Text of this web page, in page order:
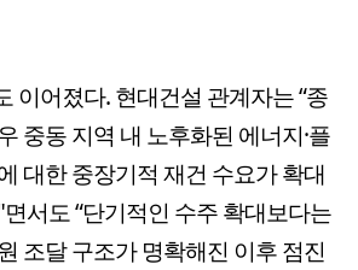
이어졌다. 현대건설 관계자는 “종
중동 지역 내 노후화된 에너지·플
대한 중장기적 재건 수요가 확대
서도 “단기적인 수주 확대보다는
조달 구조가 명확해진 이후 점진